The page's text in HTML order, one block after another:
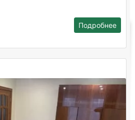
Подробнее